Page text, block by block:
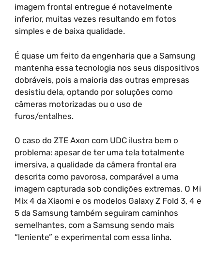
imagem frontal entregue é notavelmente
inferior, muitas vezes resultando em fotos
simples e de baixa qualidade.
É quase um feito da engenharia que a Samsung
mantenha essa tecnologia nos seus dispositivos
dobráveis, pois a maioria das outras empresas
desistiu dela, optando por soluções como
câmeras motorizadas ou o uso de
furos/entalhes.
O caso do ZTE Axon com UDC ilustra bem o
problema: apesar de ter uma tela totalmente
imersiva, a qualidade da câmera frontal era
descrita como pavorosa, comparável a uma
imagem capturada sob condições extremas. O Mi
Mix 4 da Xiaomi e os modelos Galaxy Z Fold 3, 4 e
5 da Samsung também seguiram caminhos
semelhantes, com a Samsung sendo mais
“leniente” e experimental com essa linha.